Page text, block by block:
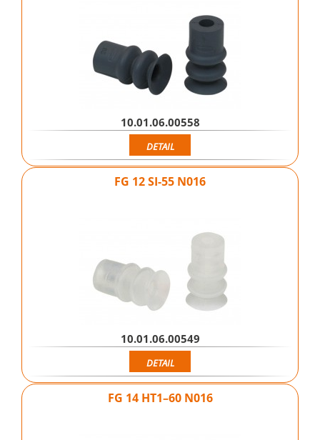
10.01.06.00558
DETAIL
FG 12 SI-55 N016
10.01.06.00549
DETAIL
FG 14 HT1–60 N016